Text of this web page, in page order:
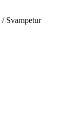
/ Svampetur